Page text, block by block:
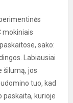
mokiniais
sako:
Labiausiai
šilumą, jos
tuo, kad
paskaita, kurioje